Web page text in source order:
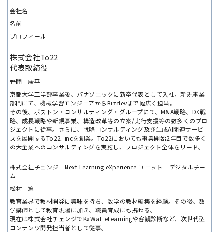
会社名
名前
プロフィール
株式会社To22
代表取締役
野間 康平
京都大学工学部卒業後、パナソニックに新卒代表として入社。新規事業
部門にて、機械学習エンジニアからBizdevまで幅広く担当。
その後、ボストン・コンサルティング・グループにて、M&A戦略、DX戦
略、成長戦略や新規事業、構造改革等の立案/実行支援等の数多くのプロ
ジェクトに従事。さらに、戦略コンサルティング及び生成AI関連サービ
スを展開するTo22. incを創業。To22においても事業開始2年目で数多く
の大企業へのコンサルティングを実施し、プロジェクト全体をリード。
株式会社チェンジ Next Learning eXperience ユニット デジタルチー
ム
松村 篤
教育業界で教材開発に興味を持ち、数学の教材編集を経験。その後、数
学講師として教育現場に加え、職員育成にも携わる。
現在は株式会社チェンジでKaWaL eLearningや客観診断など、次世代型
コンテンツ開発担当者として従事。